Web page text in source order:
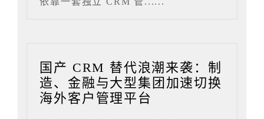
国产 CRM 替代浪潮来袭：制
造、金融与大型集团加速切换
海外客户管理平台